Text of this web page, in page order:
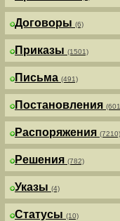
Договоры (6)
Приказы (1501)
Письма (491)
Постановления
Распоряжения (7210)
Решения (782)
Указы (4)
Статусы (10)